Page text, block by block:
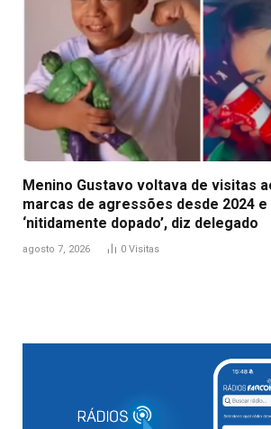
Menino Gustavo voltava de visitas
marcas de agressões desde 2024
‘nitidamente dopado’, diz delegado
agosto 7, 2026 0 Visitas